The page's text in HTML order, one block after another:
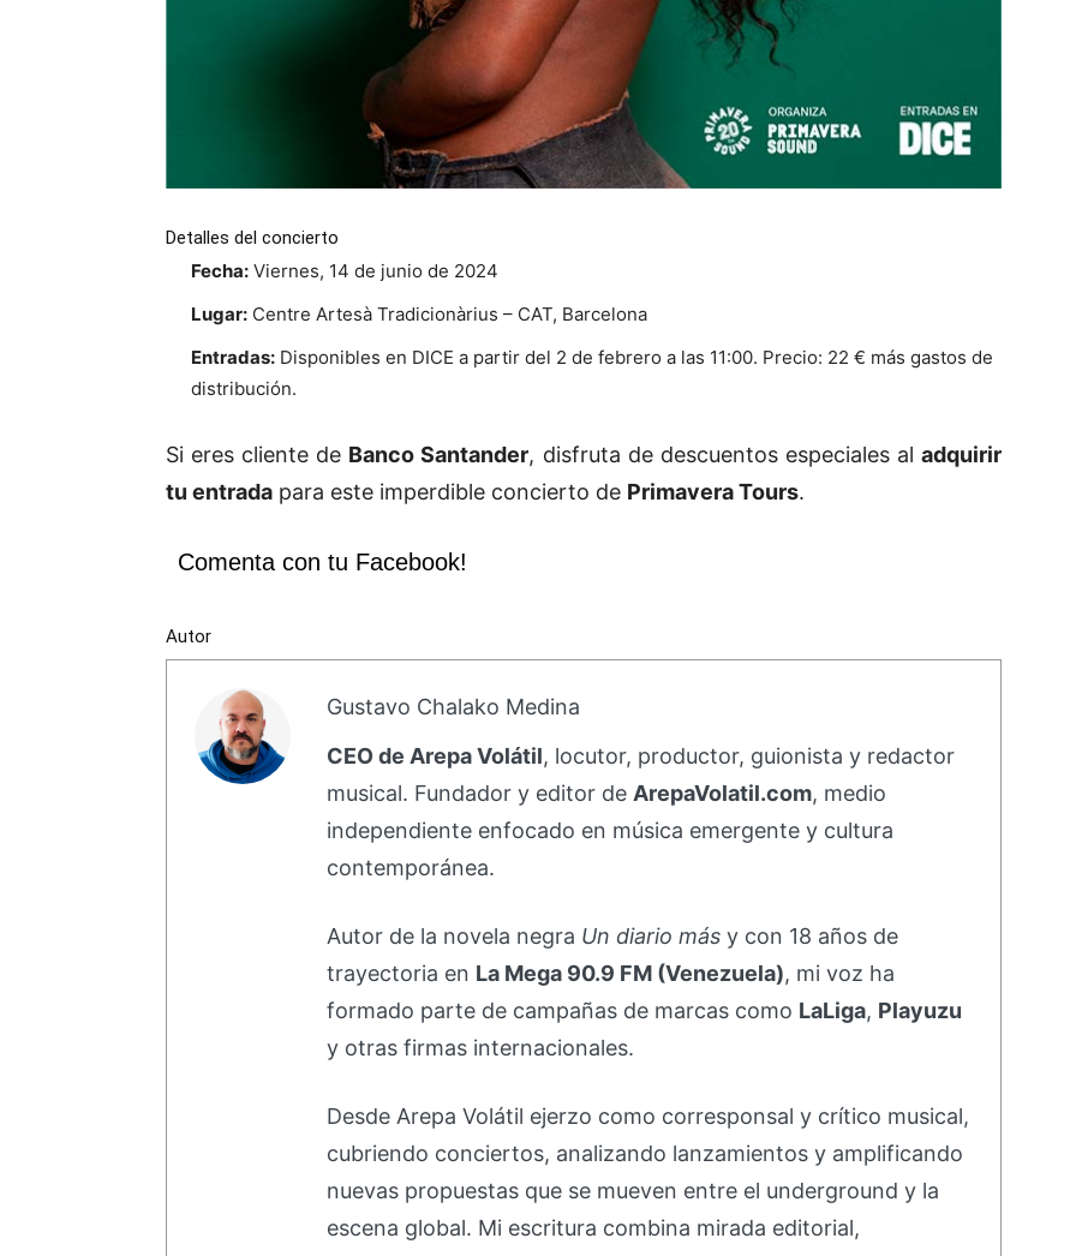
Detalles del concierto
Fecha: Viernes, 14 de junio de 2024
Lugar: Centre Artesà Tradicionàrius – CAT, Barcelona
Entradas: Disponibles en DICE a partir del 2 de febrero a las 11:00. Precio: 22 € más gastos de
distribución.
Si eres cliente de Banco Santander, disfruta de descuentos especiales aladquirir
tu entrada para este imperdible concierto de Primavera Tours.
Comenta con tu Facebook!
Autor
Gustavo Chalako Medina
CEO de Arepa Volátil, locutor, productor, guionista y redactor
musical. Fundador y editor de ArepaVolatil.com, medio
independiente enfocado en música emergente y cultura
contemporánea.
Autor de la novela negra Un diario másy con 18 años de
trayectoria en La Mega 90.9 FM (Venezuela), mi voz ha
formado parte de campañas de marcas como LaLiga, Playuzu
y otras firmas internacionales.
Desde Arepa Volátil ejerzo como corresponsal y crítico musical,
cubriendo conciertos, analizando lanzamientos y amplificando
nuevas propuestas que se mueven entre el underground y la
escena global. Mi escritura combina mirada editorial,